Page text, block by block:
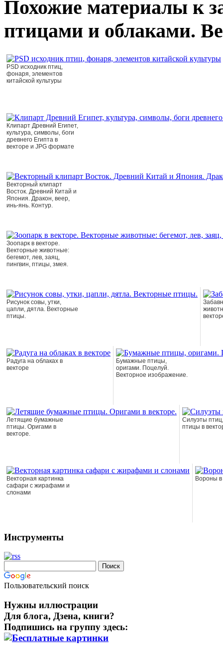
Похожие материалы к
птицами и облаками.
PSD исходник птиц,
фонаря, элементов
китайской культуры
Клипарт Древний Египет,
культура, символы, боги
древнего Египта в
векторе и JPG формате
Векторный клипарт
Восток. Древний Китай и
Япония. Дракон, веер,
инь-янь. Контур.
Зоопарк в векторе.
Векторные животные:
бегемот, лев, заяц,
пингвин, птицы, змея.
Рисунок совы, утки,
цапли, дятла. Векторные
птицы.
Радуга на облаках в
векторе
Бумажные птицы,
оригами. Поцелуй.
Векторное изображение.
Летящие бумажные
птицы. Оригами в
векторе.
Силуэты
птицы в
Векторная картинка
сафари с жирафами и
слонами
Вороны в
Инструменты
Пользовательский поиск
Нужны иллюстрации
Для блога, Дзена, книги?
Подпишись на группу здесь: